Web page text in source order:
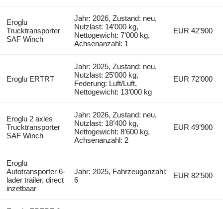
Eroglu
Trucktransporter
SAF Winch
Jahr: 2026, Zustand: neu,
Nutzlast: 14’000 kg,
Nettogewicht: 7’000 kg,
Achsenanzahl: 1
EUR 42’900
Eroglu ERTRT
Jahr: 2025, Zustand: neu,
Nutzlast: 25’000 kg,
Federung: Luft/Luft,
Nettogewicht: 13’000 kg
EUR 72’000
Eroglu 2 axles
Trucktransporter
SAF Winch
Jahr: 2026, Zustand: neu,
Nutzlast: 18’400 kg,
Nettogewicht: 8’600 kg,
Achsenanzahl: 2
EUR 49’900
Eroglu
Autotransporter 6-
lader trailer, direct
inzetbaar
Jahr: 2025, Fahrzeuganzahl:
6
EUR 82’500